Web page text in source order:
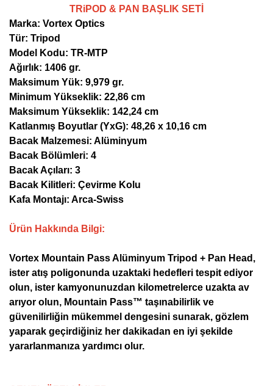
TRiPOD & PAN BAŞLIK SETİ
Marka: Vortex Optics
Tür: Tripod
Model Kodu: TR-MTP
Ağırlık: 1406 gr.
Maksimum Yük: 9,979 gr.
Minimum Yükseklik: 22,86 cm
Maksimum Yükseklik: 142,24 cm
Katlanmış Boyutlar (YxG): 48,26 x 10,16 cm
Bacak Malzemesi: Alüminyum
Bacak Bölümleri: 4
Bacak Açıları: 3
Bacak Kilitleri: Çevirme Kolu
Kafa Montajı: Arca-Swiss
Ürün Hakkında Bilgi:
Vortex Mountain Pass Alüminyum Tripod + Pan Head,
ister atış poligonunda uzaktaki hedefleri tespit ediyor
olun, ister kamyonunuzdan kilometrelerce uzakta av
arıyor olun, Mountain Pass™ taşınabilirlik ve
güvenilirliğin mükemmel dengesini sunarak, gözlem
yaparak geçirdiğiniz her dakikadan en iyi şekilde
yararlanmanıza yardımcı olur.